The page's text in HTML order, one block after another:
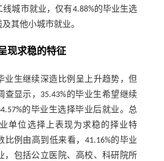
城市就业，仅有4.88%的毕业生选
其他小城市就业。
现求稳的特征
业生继续深造比例呈上升趋势，但
查显示，35.43%的毕业生希望继续
的毕业生选择毕业后就业。总
单位选择上表现为求稳的择业特
比例由高到低来看，41.16%的毕业
，包括公立医院、高校、科研院所